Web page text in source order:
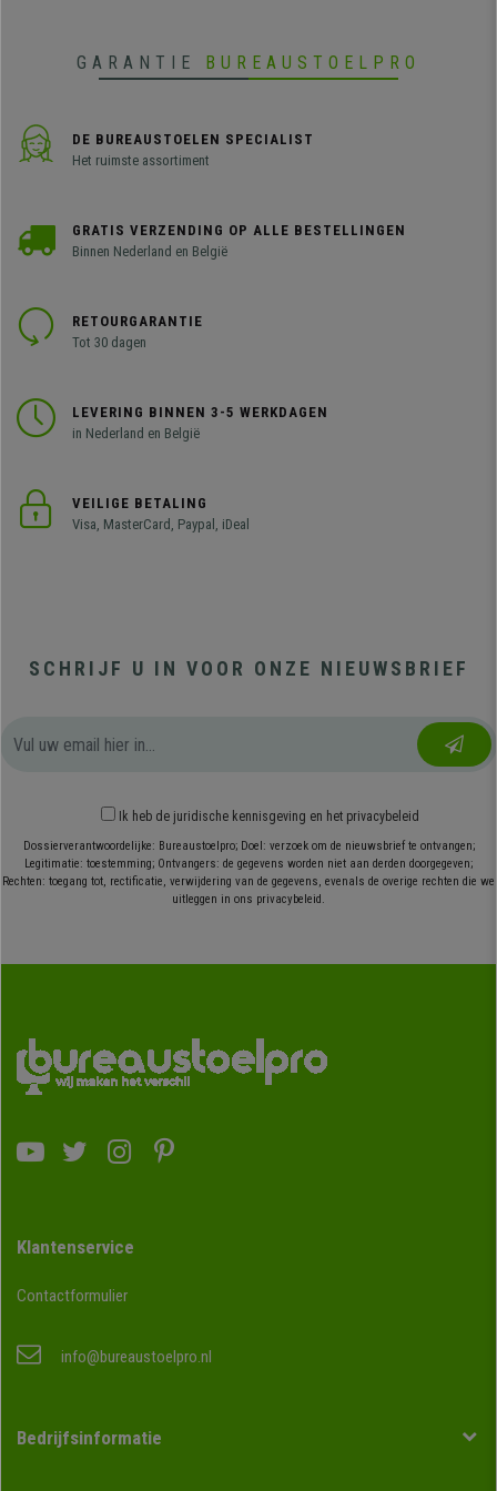
GARANTIE BUREAUSTOELPRO
DE BUREAUSTOELEN SPECIALIST
Het ruimste assortiment
GRATIS VERZENDING OP ALLE BESTELLINGEN
Binnen Nederland en België
RETOURGARANTIE
Tot 30 dagen
LEVERING BINNEN 3-5 WERKDAGEN
in Nederland en België
VEILIGE BETALING
Visa, MasterCard, Paypal, iDeal
SCHRIJF U IN VOOR ONZE NIEUWSBRIEF
Ik heb de juridische kennisgeving en het privacybeleid
Dossierverantwoordelijke: Bureaustoelpro; Doel: verzoek om de nieuwsbrief te ontvangen;
Legitimatie: toestemming; Ontvangers: de gegevens worden niet aan derden doorgegeven;
Rechten: toegang tot, rectificatie, verwijdering van de gegevens, evenals de overige rechten die we
uitleggen in ons privacybeleid.
Klantenservice
Contactformulier
info@bureaustoelpro.nl
Bedrijfsinformatie